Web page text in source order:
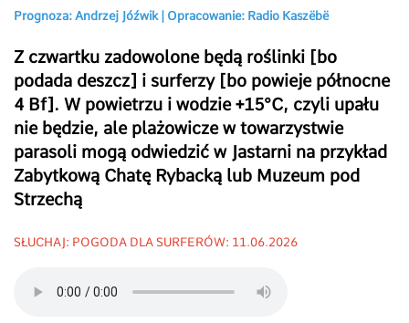
Prognoza: Andrzej Jóźwik | Opracowanie: Radio Kaszëbë
Z czwartku zadowolone będą roślinki [bo
podada deszcz] i surferzy [bo powieje północne
4 Bf]. W powietrzu i wodzie +15°C, czyli upału
nie będzie, ale plażowicze w towarzystwie
parasoli mogą odwiedzić w Jastarni na przykład
Zabytkową Chatę Rybacką lub Muzeum pod
Strzechą
SŁUCHAJ: POGODA DLA SURFERÓW: 11.06.2026